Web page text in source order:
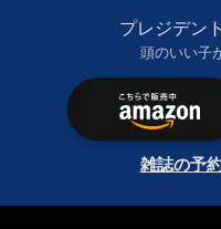
プレジデン
頭のいい子
雑誌の予